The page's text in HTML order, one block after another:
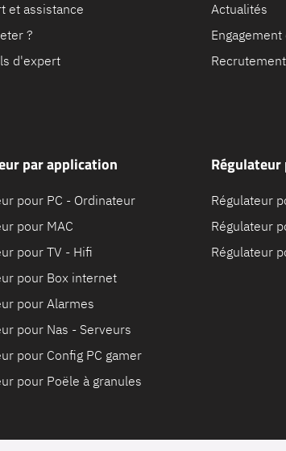
et assistance
?
d'expert
Actualités
Recrutement
par application
pour PC - Ordinateur
pour MAC
pour TV - Hifi
pour Box internet
pour Alarmes
pour Nas - Serveurs
pour Config PC gamer
pour Poële à granules
Régulateur
Régulateur
Régulateur